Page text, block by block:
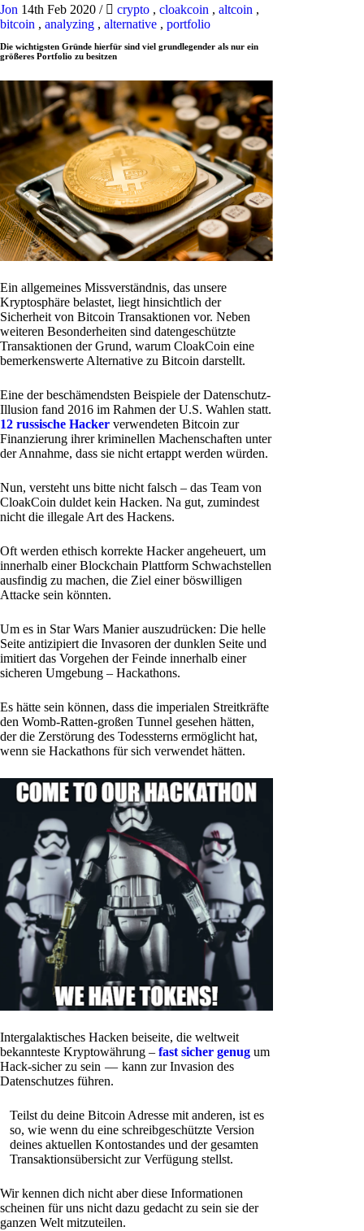
Jon 14th Feb 2020 / crypto , cloakcoin , altcoin ,
bitcoin , analyzing , alternative , portfolio
Die wichtigsten Gründe hierfür sind viel grundlegender als nur ein
größeres Portfolio zu besitzen
Ein allgemeines Missverständnis, das unsere
Kryptosphäre belastet, liegt hinsichtlich der
Sicherheit von Bitcoin Transaktionen vor. Neben
weiteren Besonderheiten sind datengeschützte
Transaktionen der Grund, warum CloakCoin eine
bemerkenswerte Alternative zu Bitcoin darstellt.
Eine der beschämendsten Beispiele der Datenschutz-
Illusion fand 2016 im Rahmen der U.S. Wahlen statt.
12 russische Hacker verwendeten Bitcoin zur
Finanzierung ihrer kriminellen Machenschaften unter
der Annahme, dass sie nicht ertappt werden würden.
Nun, versteht uns bitte nicht falsch – das Team von
CloakCoin duldet kein Hacken. Na gut, zumindest
nicht die illegale Art des Hackens.
Oft werden ethisch korrekte Hacker angeheuert, um
innerhalb einer Blockchain Plattform Schwachstellen
ausfindig zu machen, die Ziel einer böswilligen
Attacke sein könnten.
Um es in Star Wars Manier auszudrücken: Die helle
Seite antizipiert die Invasoren der dunklen Seite und
imitiert das Vorgehen der Feinde innerhalb einer
sicheren Umgebung – Hackathons.
Es hätte sein können, dass die imperialen Streitkräfte
den Womb-Ratten-großen Tunnel gesehen hätten,
der die Zerstörung des Todessterns ermöglicht hat,
wenn sie Hackathons für sich verwendet hätten.
Intergalaktisches Hacken beiseite, die weltweit
bekannteste Kryptowährung – fast sicher genug um
Hack-sicher zu sein — kann zur Invasion des
Datenschutzes führen.
Teilst du deine Bitcoin Adresse mit anderen, ist es
so, wie wenn du eine schreibgeschützte Version
deines aktuellen Kontostandes und der gesamten
Transaktionsübersicht zur Verfügung stellst.
Wir kennen dich nicht aber diese Informationen
scheinen für uns nicht dazu gedacht zu sein sie der
ganzen Welt mitzuteilen.